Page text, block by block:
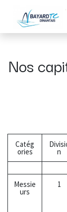
Nos
Catég
ories n
Messie
urs
1